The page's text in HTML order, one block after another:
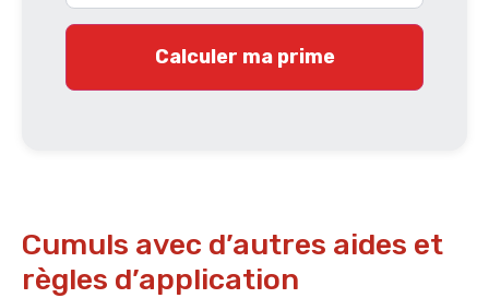
Calculer ma prime
Cumuls avec d’autres aides et
règles d’application